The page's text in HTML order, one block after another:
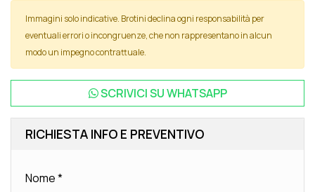
Immagini solo indicative. Brotini declina ogni responsabilità per
eventuali errori o incongruenze, che non rappresentano in alcun
modo un impegno contrattuale.
SCRIVICI SUWHATSAPP
RICHIESTA INFO E PREVENTIVO
Nome*